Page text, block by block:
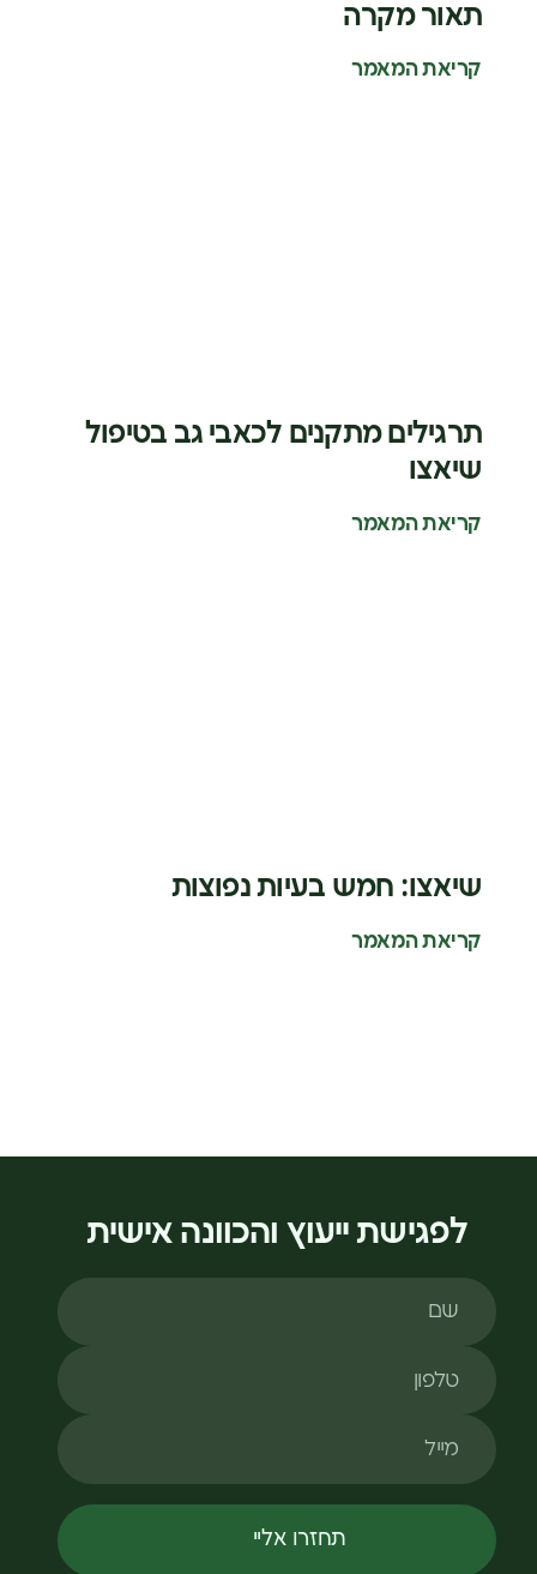
תאור מקרה
קריאת המאמר
תרגילים מתקנים לכאבי גב בטיפול
שיאצו
קריאת המאמר
שיאצו: חמש בעיות נפוצות
קריאת המאמר
לפגישת ייעוץ והכוונה אישית
שם
טלפון
מייל
תחזרו אליי